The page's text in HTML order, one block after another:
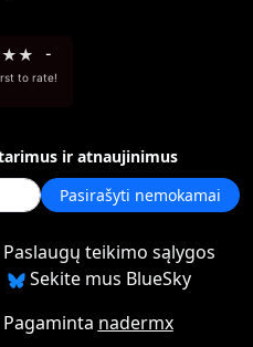
★★ -
to rate!
ir atnaujinimus
Pasirašyti nemokamai
Paslaugų teikimo sąlygos
Sekite mus BlueSky
nadermx